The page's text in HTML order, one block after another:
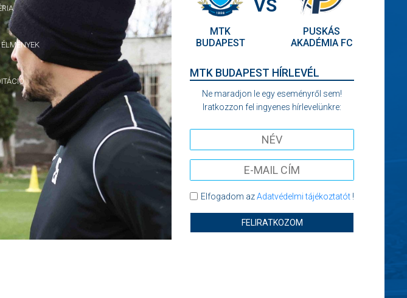
MTK
BUDAPEST
VS
PUSKÁS
AKADÉMIA FC
MTK BUDAPEST HÍRLEVÉL
Ne maradjon le egy eseményről sem!
Iratkozzon fel ingyenes hírlevelünkre:
Elfogadom azAdatvédelmi tájékoztatót!
FELIRATKOZOM